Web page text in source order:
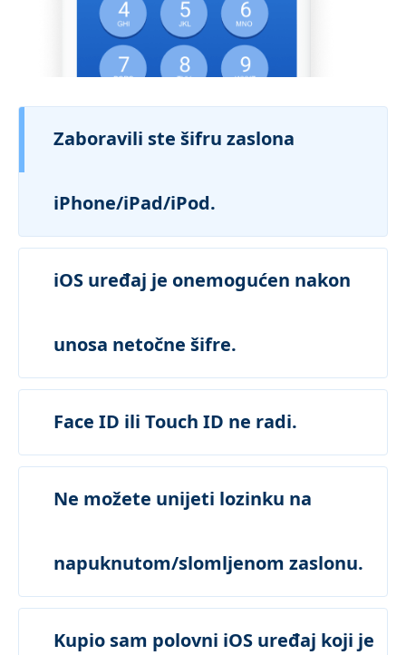
Zaboravili ste šifru zaslona
iPhone/iPad/iPod.
iOS uređaj je onemogućen nakon
unosa netočne šifre.
Face ID ili Touch ID ne radi.
Ne možete unijeti lozinku na
napuknutom/slomljenom zaslonu.
Kupio sam polovni iOS uređaj koji je